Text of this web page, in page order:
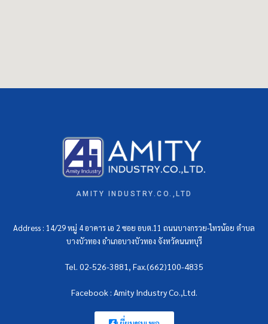
AMITY INDUSTRY.CO.,LTD
Address : 14/29 หมู่ 4 อาคาร เอ 2 ซอย อบต.11 ถนนบางกรวย-ไทรน้อย ตำบล
บางบัวทอง อำเภอบางบัวทอง จังหวัดนนทบุรี
Tel. 02-526-3881, Fax.(662)100-4835
Facebook : Amity Industry Co.,Ltd.